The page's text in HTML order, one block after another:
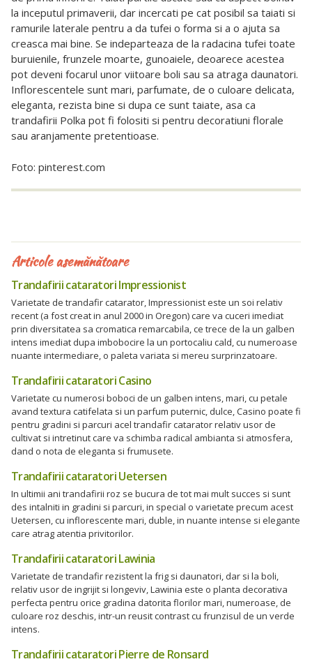
la inceputul primaverii, dar incercati pe cat posibil sa taiati si
ramurile laterale pentru a da tufei o forma si a o ajuta sa
creasca mai bine. Se indeparteaza de la radacina tufei toate
buruienile, frunzele moarte, gunoaiele, deoarece acestea
pot deveni focarul unor viitoare boli sau sa atraga daunatori.
Inflorescentele sunt mari, parfumate, de o culoare delicata,
eleganta, rezista bine si dupa ce sunt taiate, asa ca
trandafirii Polka pot fi folositi si pentru decoratiuni florale
sau aranjamente pretentioase.
Foto: pinterest.com
Articole asemănătoare
Trandafirii cataratori Impressionist
Varietate de trandafir catarator, Impressionist este un soi relativ
recent (a fost creat in anul 2000 in Oregon) care va cuceri imediat
prin diversitatea sa cromatica remarcabila, ce trece de la un galben
intens imediat dupa imbobocire la un portocaliu cald, cu numeroase
nuante intermediare, o paleta variata si mereu surprinzatoare.
Trandafirii cataratori Casino
Varietate cu numerosi boboci de un galben intens, mari, cu petale
avand textura catifelata si un parfum puternic, dulce, Casino poate fi
pentru gradini si parcuri acel trandafir catarator relativ usor de
cultivat si intretinut care va schimba radical ambianta si atmosfera,
dand o nota de eleganta si frumusete.
Trandafirii cataratori Uetersen
In ultimii ani trandafirii roz se bucura de tot mai mult succes si sunt
des intalniti in gradini si parcuri, in special o varietate precum acest
Uetersen, cu inflorescente mari, duble, in nuante intense si elegante
care atrag atentia privitorilor.
Trandafirii cataratori Lawinia
Varietate de trandafir rezistent la frig si daunatori, dar si la boli,
relativ usor de ingrijit si longeviv, Lawinia este o planta decorativa
perfecta pentru orice gradina datorita florilor mari, numeroase, de
culoare roz deschis, intr-un reusit contrast cu frunzisul de un verde
intens.
Trandafirii cataratori Pierre de Ronsard